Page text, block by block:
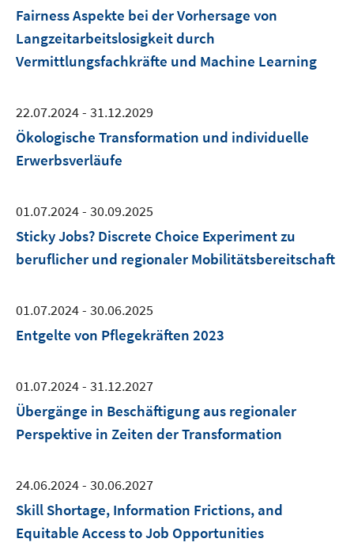
Fairness Aspekte bei der Vorhersage von
Langzeitarbeitslosigkeit durch
Vermittlungsfachkräfte und Machine Learning
22.07.2024 - 31.12.2029
Ökologische Transformation und individuelle
Erwerbsverläufe
01.07.2024 - 30.09.2025
Sticky Jobs? Discrete Choice Experiment zu
beruflicher und regionaler Mobilitätsbereitschaft
01.07.2024 - 30.06.2025
Entgelte von Pflegekräften 2023
01.07.2024 - 31.12.2027
Übergänge in Beschäftigung aus regionaler
Perspektive in Zeiten der Transformation
24.06.2024 - 30.06.2027
Skill Shortage, Information Frictions, and
Equitable Access to Job Opportunities